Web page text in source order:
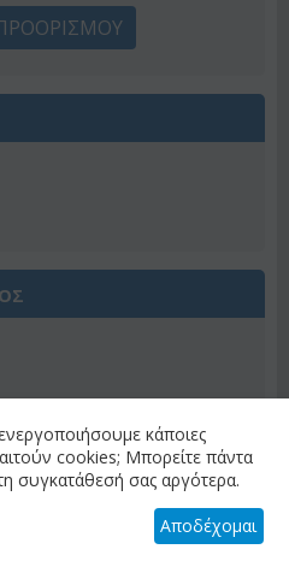
Έκπτωση 22%
κάποιες
cookies; Μπορείτε πάντα
συγκατάθεσή σας αργότερα.
Αποδέχομαι